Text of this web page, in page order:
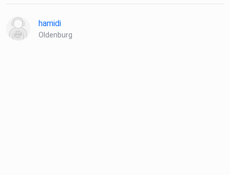
hamidi
Oldenburg